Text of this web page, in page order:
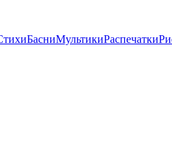
БасниМультикиРаспечатки